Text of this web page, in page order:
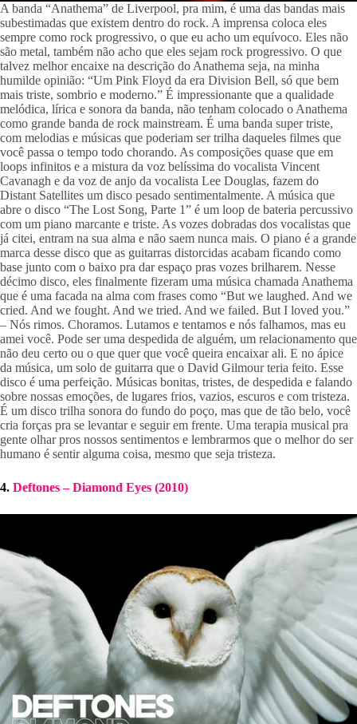
A banda “Anathema” de Liverpool, pra mim, é uma das bandas mais
subestimadas que existem dentro do rock. A imprensa coloca eles
sempre como rock progressivo, o que eu acho um equívoco. Eles não
são metal, também não acho que eles sejam rock progressivo. O que
talvez melhor encaixe na descrição do Anathema seja, na minha
humilde opinião: “Um Pink Floyd da era Division Bell, só que bem
mais triste, sombrio e moderno.” É impressionante que a qualidade
melódica, lírica e sonora da banda, não tenham colocado o Anathema
como grande banda de rock mainstream. É uma banda super triste,
com melodias e músicas que poderiam ser trilha daqueles filmes que
você passa o tempo todo chorando. As composições quase que em
loops infinitos e a mistura da voz belíssima do vocalista Vincent
Cavanagh e da voz de anjo da vocalista Lee Douglas, fazem do
Distant Satellites um disco pesado sentimentalmente. A música que
abre o disco “The Lost Song, Parte 1” é um loop de bateria percussivo
com um piano marcante e triste. As vozes dobradas dos vocalistas que
já citei, entram na sua alma e não saem nunca mais. O piano é a grande
marca desse disco que as guitarras distorcidas acabam ficando como
base junto com o baixo pra dar espaço pras vozes brilharem. Nesse
décimo disco, eles finalmente fizeram uma música chamada Anathema
que é uma facada na alma com frases como “But we laughed. And we
cried. And we fought. And we tried. And we failed. But I loved you.”
– Nós rimos. Choramos. Lutamos e tentamos e nós falhamos, mas eu
amei você. Pode ser uma despedida de alguém, um relacionamento que
não deu certo ou o que quer que você queira encaixar ali. E no ápice
da música, um solo de guitarra que o David Gilmour teria feito. Esse
disco é uma perfeição. Músicas bonitas, tristes, de despedida e falando
sobre nossas emoções, de lugares frios, vazios, escuros e com tristeza.
É um disco trilha sonora do fundo do poço, mas que de tão belo, você
cria forças pra se levantar e seguir em frente. Uma terapia musical pra
gente olhar pros nossos sentimentos e lembrarmos que o melhor do ser
humano é sentir alguma coisa, mesmo que seja tristeza.
4. Deftones – Diamond Eyes (2010)